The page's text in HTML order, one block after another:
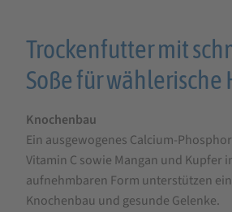
Trockenfutter mit
Soße für wählerische
Knochenbau
Ein ausgewogenes Calcium-
Vitamin C sowie Mangan und Kupfer
aufnehmbaren Form unterstützen
Knochenbau und gesunde Gelenke.